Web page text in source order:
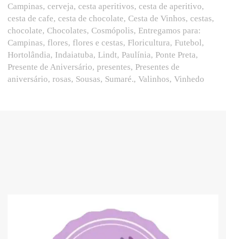
Campinas cerveja cesta aperitivos cesta de aperitivo
cesta de cafe cesta de chocolate Cesta de Vinhos cestas
chocolate Chocolates Cosmópolis Entregamos para:
Campinas flores flores e cestas Floricultura Futebol
Hortolândia Indaiatuba Lindt Paulínia Ponte Preta
Presente de Aniversário presentes Presentes de
aniversário rosas Sousas Sumaré. Valinhos Vinhedo